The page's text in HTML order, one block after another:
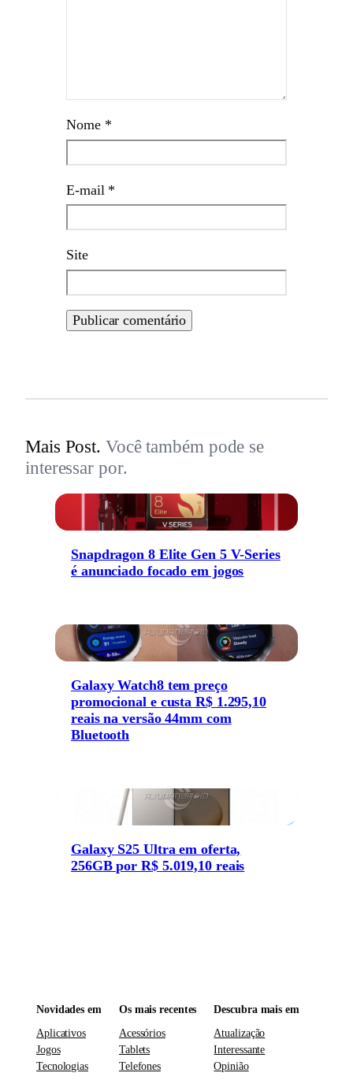
Nome *
E-mail *
Site
Mais Post. Você também pode se
interessar por.
Snapdragon 8 Elite Gen 5 V-Series
é anunciado focado em jogos
Galaxy Watch8 tem preço
promocional e custa R$ 1.295,10
reais na versão 44mm com
Bluetooth
Galaxy S25 Ultra em oferta,
256GB por R$ 5.019,10 reais
Novidades em
Aplicativos
Jogos
Tecnologias
Os mais recentes
Acessórios
Tablets
Telefones
Descubra mais em
Atualização
Interessante
Opinião